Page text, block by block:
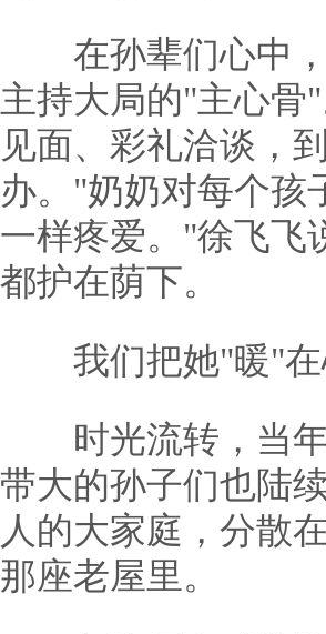
在孙辈们心中，
主持大局的"主心骨
见面、彩礼洽谈，
办。"奶奶对每个孩
一样疼爱。"徐飞飞
都护在荫下。
我们把她"暖"在
时光流转，当年
带大的孙子们也陆
人的大家庭，分散
那座老屋里。